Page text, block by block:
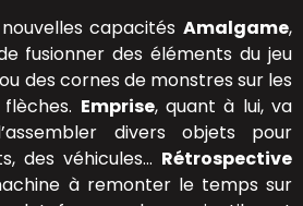
capacités Amalgame,
fusionner des éléments du jeu
des cornes de monstres sur les
Emprise, quant à lui, va
divers objets pour
des véhicules… Rétrospective
à remonter le temps sur